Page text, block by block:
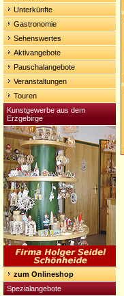
Unterkünfte
Gastronomie
Sehenswertes
Aktivangebote
Pauschalangebote
Veranstaltungen
Touren
Kunstgewerbe aus dem
Erzgebirge
zum Onlineshop
Spezialangebote